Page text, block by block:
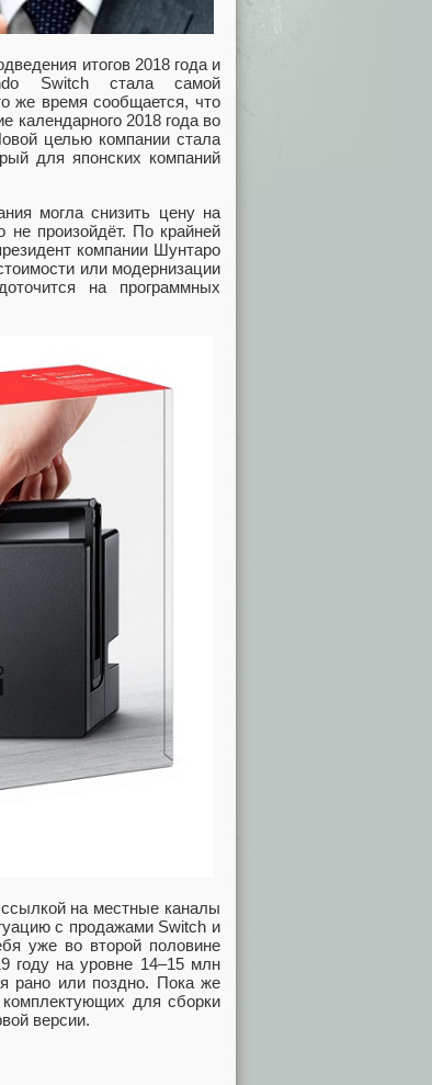
итогов 2018 года и
Switch стала самой
же время сообщается, что
календарного 2018 года во
целью компании стала
для японских компаний
могла снизить цену на
не произойдёт. По крайней
компании Шунтаро
или модернизации
на программных
ссылкой на местные каналы
с продажами Switch и
уже во второй половине
году на уровне 14–15 млн
рано или поздно. Пока же
для сборки
версии.